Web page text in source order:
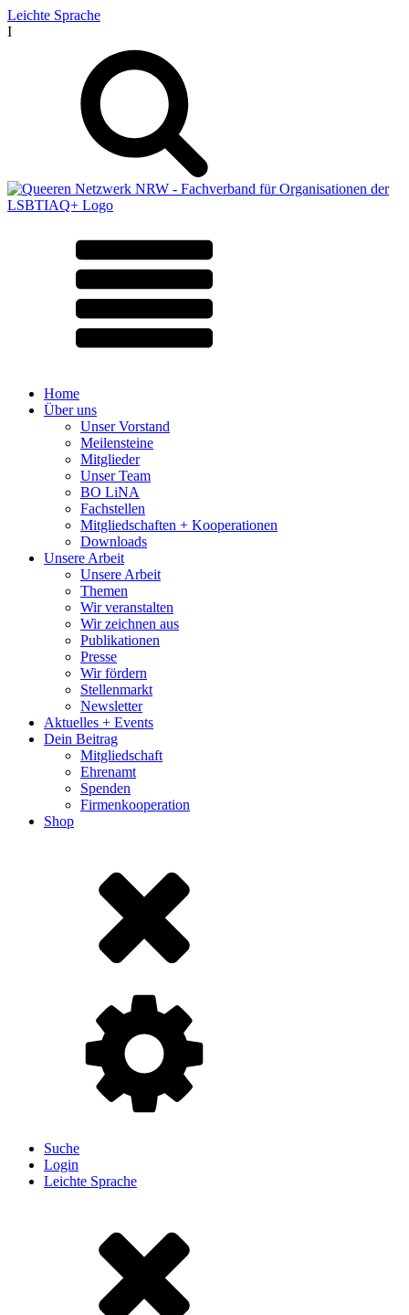
Leichte Sprache
I
Home
Über uns
Unser Vorstand
Meilensteine
Mitglieder
Unser Team
BO LiNA
Fachstellen
Mitgliedschaften + Kooperationen
Downloads
Unsere Arbeit
Unsere Arbeit
Themen
Wir veranstalten
Wir zeichnen aus
Publikationen
Presse
Wir fördern
Stellenmarkt
Newsletter
Aktuelles + Events
Dein Beitrag
Mitgliedschaft
Ehrenamt
Spenden
Firmenkooperation
Shop
Suche
Login
Leichte Sprache